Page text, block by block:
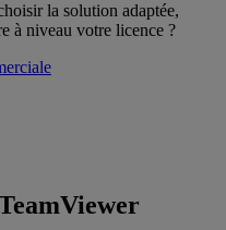
la solution adaptée,
à niveau votre licence ?